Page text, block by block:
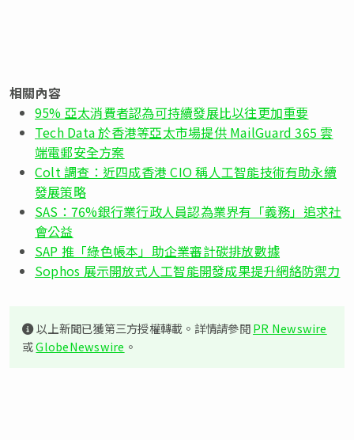
相關內容
95% 亞太消費者認為可持續發展比以往更加重要
Tech Data 於香港等亞太市場提供 MailGuard 365 雲
端電郵安全方案
Colt 調查：近四成香港 CIO 稱人工智能技術有助永續
發展策略
SAS：76%銀行業行政人員認為業界有「義務」追求社
會公益
SAP 推「綠色帳本」助企業審計碳排放數據
Sophos 展示開放式人工智能開發成果提升網絡防禦力
以上新聞已獲第三方授權轉載。詳情請參閱PR Newswire
或GlobeNewswire 。